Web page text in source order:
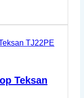
Teksan